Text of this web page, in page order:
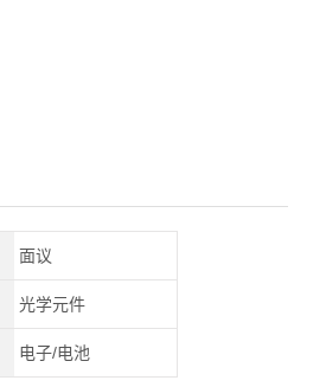
面议
光学元件
电子/电池